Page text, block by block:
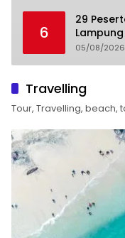
6
29 Peserta
Lampung
05/08/2026
Travelling
Tour, Travelling, beach,